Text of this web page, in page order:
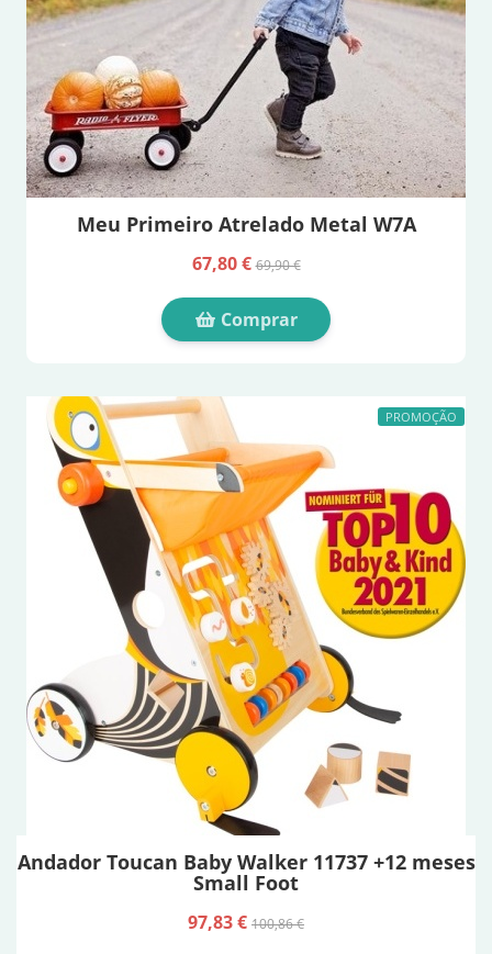
Meu Primeiro Atrelado Metal W7A
67,80 €69,90 €
Comprar
PROMOÇÃO
Andador Toucan Baby Walker 11737 +12 meses
Small Foot
97,83 € 100,86 €